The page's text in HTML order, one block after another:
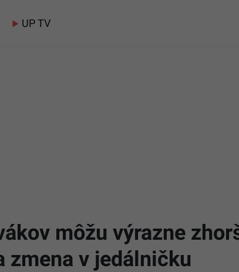
UP TV
môžu výrazne
zmena v jedálničku